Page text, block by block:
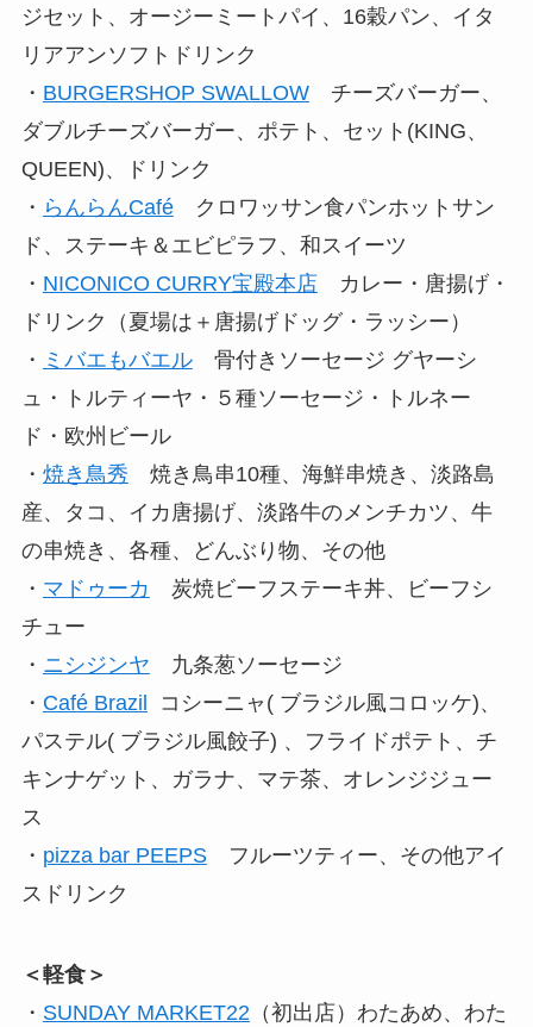
ジセット、オージーミートパイ、16穀パン、イタ
リアアンソフトドリンク
・ BURGERSHOP SWALLOWチーズバーガー、
ダブルチーズバーガー、ポテト、セット(KING、
QUEEN)、ドリンク
・ らんらんCaféクロワッサン食パンホットサン
ド、ステーキ＆エビピラフ、和スイーツ
・ NICONICO CURRY宝殿本店カレー・唐揚げ・
ドリンク（夏場は＋唐揚げドッグ・ラッシー）
・ ミバエもバエル骨付きソーセージ グヤーシ
ュ・トルティーヤ・５種ソーセージ・トルネー
ド・欧州ビール
・ 焼き鳥秀 焼き鳥串10種、海鮮串焼き、淡路島
産、タコ、イカ唐揚げ、淡路牛のメンチカツ、牛
の串焼き、各種、どんぶり物、その他
・ マドゥーカ 炭焼ビーフステーキ丼、ビーフシ
チュー
・ ニシジンヤ 九条葱ソーセージ
・ Café Brazil
コシーニャ( ブラジル風コロッケ)、
パステル( ブラジル風餃子) 、フライドポテト、チ
キンナゲット、ガラナ、マテ茶、オレンジジュー
ス
・ pizza bar PEEPSフルーツティー、その他アイ
スドリンク
＜軽食＞
・ SUNDAY MARKET22（初出店）わたあめ、わた